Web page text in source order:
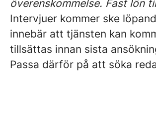
överenskommelse. Fast lön
Intervjuer kommer ske
innebär att tjänsten kan
tillsättas innan sista
Passa därför på att söka